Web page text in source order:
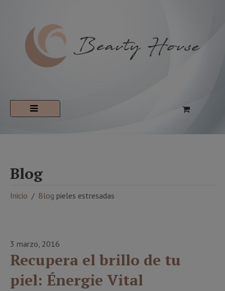
Blog
Inicio Blog pieles estresadas
3 marzo, 2016
Recupera el brillo de tu
piel: Énergie Vital